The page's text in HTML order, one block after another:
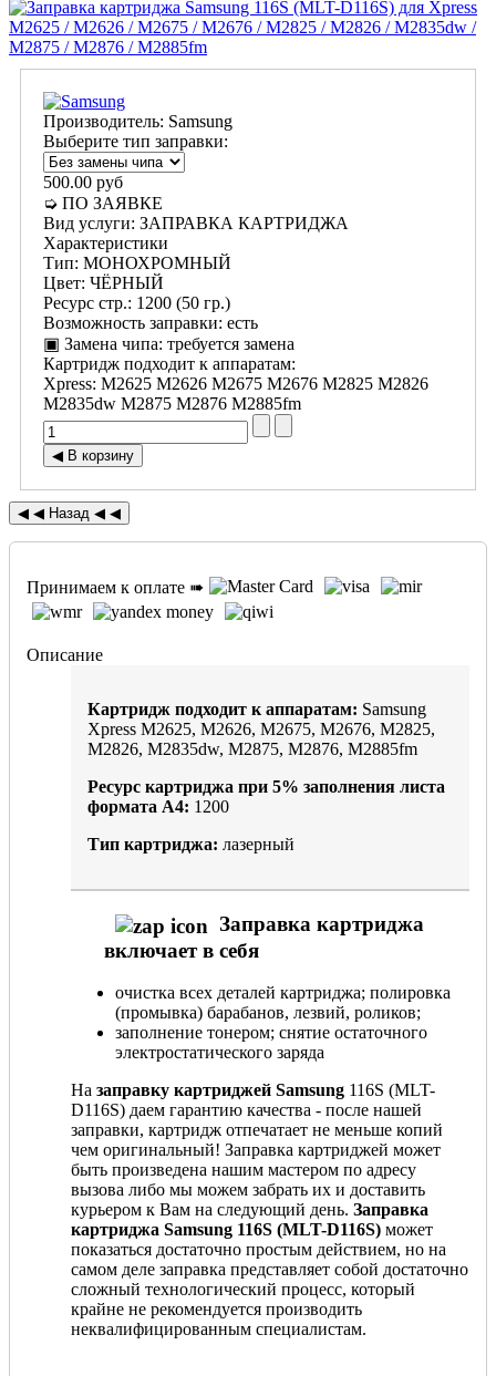
Производитель: Samsung
Выберите тип заправки:
500.00 руб
➭ ПО ЗАЯВКЕ
Вид услуги: ЗАПРАВКА КАРТРИДЖА
Характеристики
Тип: МОНОХРОМНЫЙ
Цвет: ЧЁРНЫЙ
Ресурс стр.: 1200 (50 гр.)
Возможность заправки: есть
▣ Замена чипа: требуется замена
Картридж подходит к аппаратам:
Xpress: M2625 M2626 M2675 M2676 M2825 M2826
M2835dw M2875 M2876 M2885fm
Принимаем к оплате ➠
Описание
Картридж подходит к аппаратам: Samsung
Xpress M2625, M2626, M2675, M2676, M2825,
M2826, M2835dw, M2875, M2876, M2885fm
Ресурс картриджа при 5% заполнения листа
формата А4: 1200
Тип картриджа: лазерный
Заправка картриджа
включает в себя
очистка всех деталей картриджа; полировка
(промывка) барабанов, лезвий, роликов;
заполнение тонером; снятие остаточного
электростатического заряда
На заправку картриджей Samsung 116S (MLT-
D116S) даем гарантию качества - после нашей
заправки, картридж отпечатает не меньше копий
чем оригинальный! Заправка картриджей может
быть произведена нашим мастером по адресу
вызова либо мы можем забрать их и доставить
курьером к Вам на следующий день. Заправка
картриджа Samsung 116S (MLT-D116S) может
показаться достаточно простым действием, но на
самом деле заправка представляет собой достаточно
сложный технологический процесс, который
крайне не рекомендуется производить
неквалифицированным специалистам.